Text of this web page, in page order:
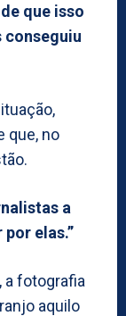
que isso
conseguiu
que, no
a
elas.”
a fotografia
aquilo